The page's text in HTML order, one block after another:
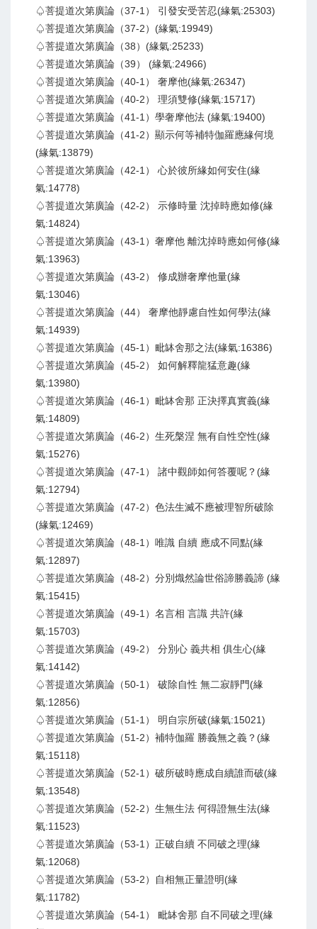
♤菩提道次第廣論（37-1） 引發安受苦忍(緣氣:25303)
♤菩提道次第廣論（37-2）(緣氣:19949)
♤菩提道次第廣論（38）(緣氣:25233)
♤菩提道次第廣論（39） (緣氣:24966)
♤菩提道次第廣論（40-1） 奢摩他(緣氣:26347)
♤菩提道次第廣論（40-2） 理須雙修(緣氣:15717)
♤菩提道次第廣論（41-1）學奢摩他法 (緣氣:19400)
♤菩提道次第廣論（41-2）顯示何等補特伽羅應緣何境
(緣氣:13879)
♤菩提道次第廣論（42-1） 心於彼所緣如何安住(緣
氣:14778)
♤菩提道次第廣論（42-2） 示修時量 沈掉時應如修(緣
氣:14824)
♤菩提道次第廣論（43-1）奢摩他 離沈掉時應如何修(緣
氣:13963)
♤菩提道次第廣論（43-2） 修成辦奢摩他量(緣
氣:13046)
♤菩提道次第廣論（44） 奢摩他靜慮自性如何學法(緣
氣:14939)
♤菩提道次第廣論（45-1）毗缽舍那之法(緣氣:16386)
♤菩提道次第廣論（45-2） 如何解釋龍猛意趣(緣
氣:13980)
♤菩提道次第廣論（46-1）毗缽舍那 正決擇真實義(緣
氣:14809)
♤菩提道次第廣論（46-2）生死槃涅 無有自性空性(緣
氣:15276)
♤菩提道次第廣論（47-1） 諸中觀師如何答覆呢？(緣
氣:12794)
♤菩提道次第廣論（47-2）色法生滅不應被理智所破除
(緣氣:12469)
♤菩提道次第廣論（48-1）唯識 自續 應成不同點(緣
氣:12897)
♤菩提道次第廣論（48-2）分別熾然論世俗諦勝義諦 (緣
氣:15415)
♤菩提道次第廣論（49-1）名言相 言識 共許(緣
氣:15703)
♤菩提道次第廣論（49-2） 分別心 義共相 俱生心(緣
氣:14142)
♤菩提道次第廣論（50-1） 破除自性 無二寂靜門(緣
氣:12856)
♤菩提道次第廣論（51-1） 明自宗所破(緣氣:15021)
♤菩提道次第廣論（51-2）補特伽羅 勝義無之義？(緣
氣:15118)
♤菩提道次第廣論（52-1）破所破時應成自續誰而破(緣
氣:13548)
♤菩提道次第廣論（52-2）生無生法 何得證無生法(緣
氣:11523)
♤菩提道次第廣論（53-1）正破自續 不同破之理(緣
氣:12068)
♤菩提道次第廣論（53-2）自相無正量證明(緣
氣:11782)
♤菩提道次第廣論（54-1） 毗缽舍那 自不同破之理(緣